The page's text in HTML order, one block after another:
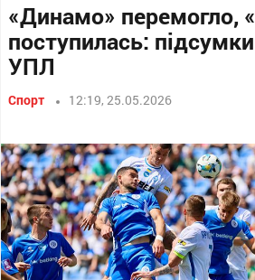
«Динамо» перемогло,
поступилась:
УПЛ
Спорт 12:19, 25.05.2026